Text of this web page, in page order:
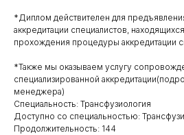
*Диплом действителен для
аккредитации специалистов,
прохождения процедуры аккредитации
*Также мы оказываем услугу
специализированной
менеджера)
Специальность: Трансфузиология
Доступно со специальностью:
Продолжительность: 144